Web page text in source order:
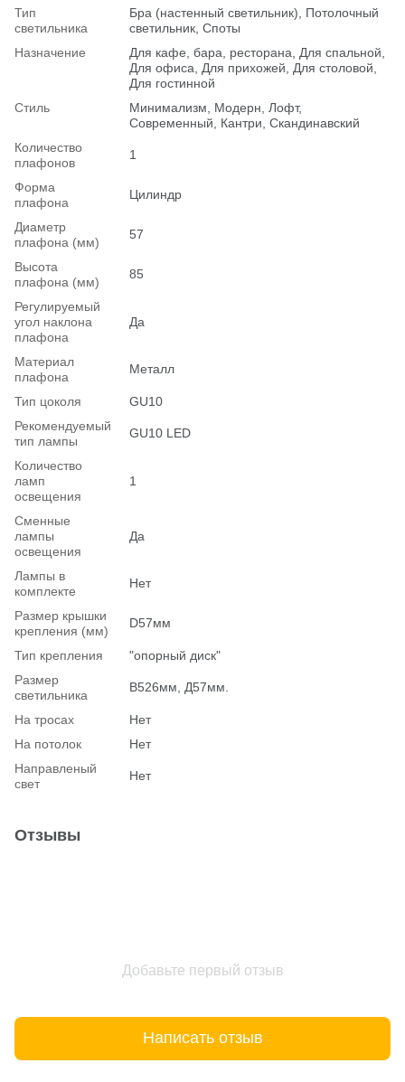
Тип
светильника
Бра (настенный светильник), Потолочный
светильник, Споты
Назначение
Для кафе, бара, ресторана, Для спальной,
Для офиса, Для прихожей, Для столовой,
Для гостинной
Стиль
Минимализм, Модерн, Лофт,
Современный, Кантри, Скандинавский
Количество
плафонов
1
Форма
плафона
Цилиндр
Диаметр
плафона (мм)
57
Высота
плафона (мм)
85
Регулируемый
угол наклона
плафона
Да
Материал
плафона
Металл
Тип цоколя
GU10
Рекомендуемый
тип лампы
GU10 LED
Количество
ламп
освещения
1
Сменные
лампы
освещения
Да
Лампы в
комплекте
Нет
Размер крышки
крепления (мм)
D57мм
Тип крепления
"опорный диск"
Размер
светильника
В526мм, Д57мм.
На тросах
Нет
На потолок
Нет
Hаправленый
свет
Нет
Отзывы
Добавьте первый отзыв
Написать отзыв